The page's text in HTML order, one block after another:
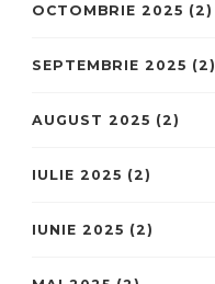
OCTOMBRIE 2025 (2)
SEPTEMBRIE 2025 (2)
AUGUST 2025 (2)
IULIE 2025 (2)
IUNIE 2025 (2)